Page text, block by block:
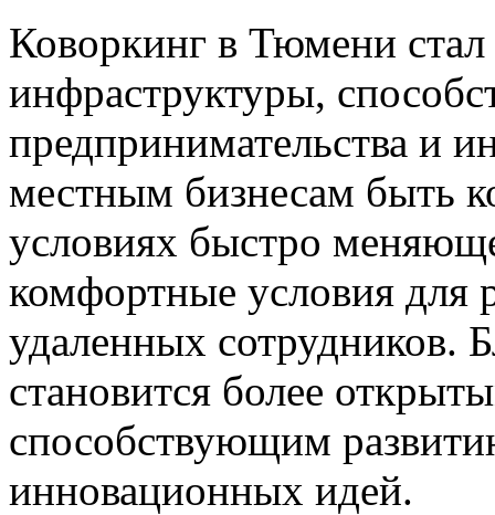
Коворкинг в Тюмени стал
инфраструктуры,
предпринимательства и
местным бизнесам быть
условиях быстро
комфортные условия для
удаленных сотрудников.
становится более
способствующим
инновационных идей.